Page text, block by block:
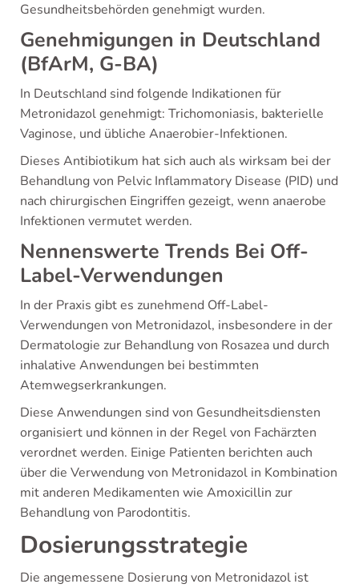
Gesundheitsbehörden genehmigt wurden.
Genehmigungen in Deutschland
(BfArM, G-BA)
In Deutschland sind folgende Indikationen für
Metronidazol genehmigt: Trichomoniasis, bakterielle
Vaginose, und übliche Anaerobier-Infektionen.
Dieses Antibiotikum hat sich auch als wirksam bei der
Behandlung von Pelvic Inflammatory Disease (PID) und
nach chirurgischen Eingriffen gezeigt, wenn anaerobe
Infektionen vermutet werden.
Nennenswerte Trends Bei Off-
Label-Verwendungen
In der Praxis gibt es zunehmend Off-Label-
Verwendungen von Metronidazol, insbesondere in der
Dermatologie zur Behandlung von Rosazea und durch
inhalative Anwendungen bei bestimmten
Atemwegserkrankungen.
Diese Anwendungen sind von Gesundheitsdiensten
organisiert und können in der Regel von Fachärzten
verordnet werden. Einige Patienten berichten auch
über die Verwendung von Metronidazol in Kombination
mit anderen Medikamenten wie Amoxicillin zur
Behandlung von Parodontitis.
Dosierungsstrategie
Die angemessene Dosierung von Metronidazol ist